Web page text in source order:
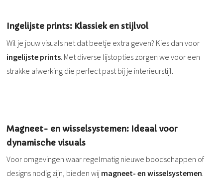
Ingelijste prints: Klassiek en stijlvol
Wil je jouw visuals net dat beetje extra geven? Kies dan voor
ingelijste prints . Met diverse lijstopties zorgen we voor een
strakke afwerking die perfect past bij je interieurstijl.
Magneet- en wisselsystemen: Ideaal voor
dynamische visuals
Voor omgevingen waar regelmatig nieuwe boodschappen of
designs nodig zijn, bieden wij magneet- en wisselsystemen